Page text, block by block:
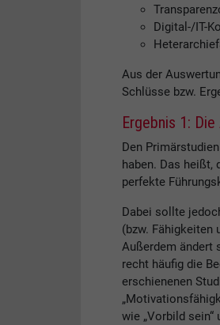
Digital-/IT-
Aus der
Schlüsse bzw.
Ergebnis 1:
Den
haben. Das
perfekte
Dabei sollte
(bzw. Fähigkeiten
Außerdem ändert
recht häufig die
erschienenen
wie „Vorbild